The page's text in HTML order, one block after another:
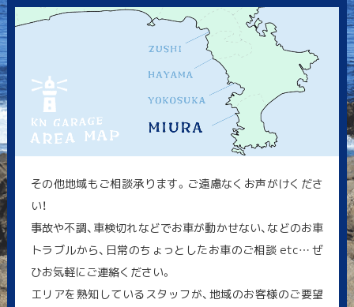
その他地域もご相談承ります。ご遠慮なくお声がけくださ
い！
事故や不調、車検切れなどでお車が動かせない、などのお車
トラブルから、日常のちょっとしたお車のご相談 etc… ぜ
ひお気軽にご連絡ください。
エリアを熟知しているスタッフが、地域のお客様のご要望